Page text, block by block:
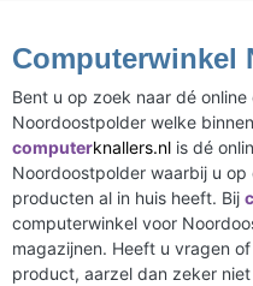
Computerwinkel
Bent u op zoek naar dé
Noordoostpolder welke
computerknallers.nl is dé
Noordoostpolder waarbij u
producten al in huis heeft. Bij
computerwinkel voor
magazijnen. Heeft u vragen
product, aarzel dan zeker